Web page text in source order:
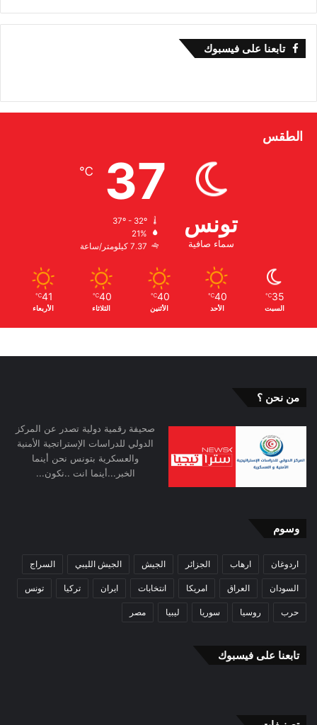
تابعنا على فيسبوك
الطقس
تونس
سماء صافية
37
℃
21%
7.37 كيلومتر/ساعة
35
℃
السبت
40
℃
الأحد
40
℃
الأثنين
40
℃
الثلاثاء
41
℃
الأربعاء
من نحن ؟
صحيفة رقمية دولية تصدر عن المركز
الدولي للدراسات الإستراتجية الأمنية
والعسكرية بتونس نحن أينما
الخبر...أينما انت ..نكون...
وسوم
اردوغان ارهاب الجزائر الجيش الجيش الليبي السراج
السودان العراق امريكا انتخابات ايران تركيا تونس
حرب روسيا سوريا ليبيا مصر
تابعنا على فيسبوك